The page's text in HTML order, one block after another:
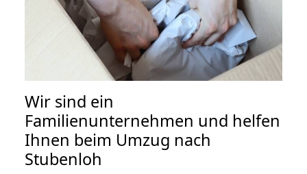
Wir sind ein
Familienunternehmen und helfen
Ihnen beim Umzug nach
Stubenloh